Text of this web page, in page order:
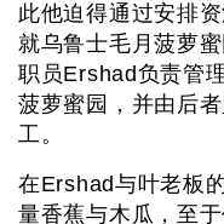
此他迫得通过安排
就乌鲁士毛月菠萝
职员Ershad负责管
菠萝蜜园，并由后
工。
在Ershad与叶老板
量香蕉与木瓜，至